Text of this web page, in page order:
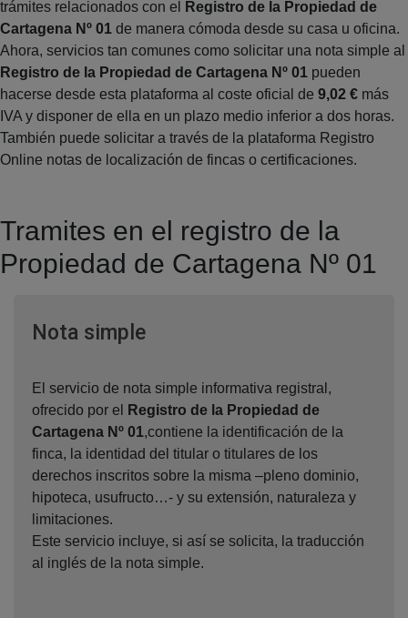
trámites relacionados con el
Registro de la Propiedad de
Cartagena Nº 01 de manera cómoda desde su casa u oficina.
Ahora, servicios tan comunes como solicitar una nota simple al
Registro de la Propiedad de Cartagena Nº 01 pueden
hacerse desde esta plataforma al coste oficial de 9,02 € más
IVA y disponer de ella en un plazo medio inferior a dos horas.
También puede solicitar a través de la plataforma Registro
Online notas de localización de fincas o certificaciones.
Tramites en el registro de la
Propiedad de Cartagena Nº 01
Nota simpleVentana nueva
El servicio de nota simple informativa registral,
ofrecido por el
Registro de la Propiedad de
Cartagena Nº 01,contiene la identificación de la
finca, la identidad del titular o titulares de los
derechos inscritos sobre la misma –pleno dominio,
hipoteca, usufructo…- y su extensión, naturaleza y
limitaciones.
Este servicio incluye, si así se solicita, la traducción
al inglés de la nota simple.